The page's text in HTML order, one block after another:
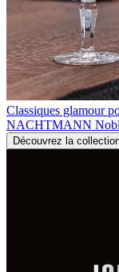
Classiques glamour
NACHTMANN
Découvrez la